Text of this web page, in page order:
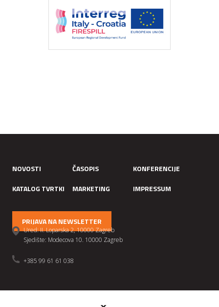
NOVOSTI ČASOPIS
KONFERENCIJE
KATALOG TVRTKI
MARKETING IMPRESSUM
PRIJAVA NA NEWSLETTER
Ured: II. Loparska 2, 10000 Zagreb
Sjedište: Modecova 10. 10000 Zagreb
+385 99 61 61 038